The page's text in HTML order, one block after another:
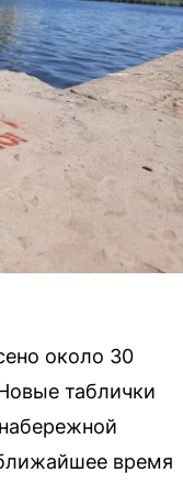
около 30
таблички
время